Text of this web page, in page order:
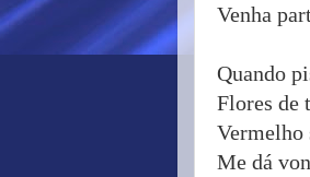
Venha
Quando
Flores de
Vermelho
Me dá